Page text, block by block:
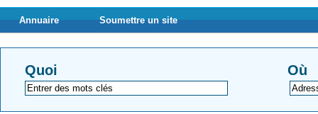
Annuaire Soumettre un site
Quoi Où